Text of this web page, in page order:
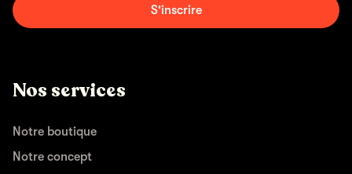
S'inscrire
Nos services
Notre boutique
Notre concept